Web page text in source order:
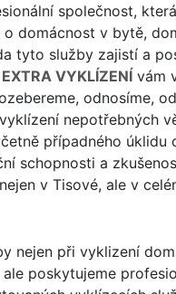
společnost,
o domácnost v bytě,
tyto služby zajistí a
EXTRA VYKLÍZENÍvám
odnosíme,
nepotřebných
případného
schopnosti a
v Tisové, ale v
nejen při vyklizení
poskytujeme